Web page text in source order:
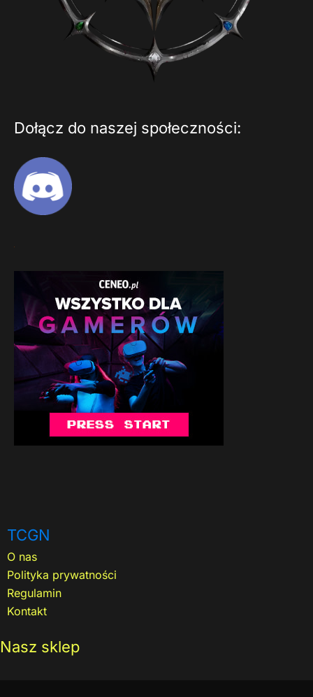
Dołącz do naszej społeczności:
TCGN
O nas
Polityka prywatności
Regulamin
Kontakt
Nasz sklep